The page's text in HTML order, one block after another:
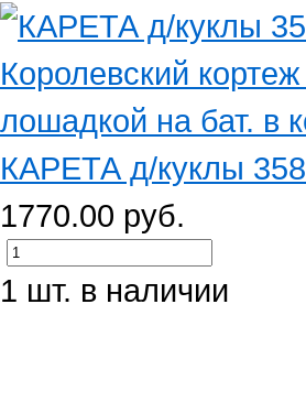
КАРЕТА д/куклы
1770.00 руб.
1 шт. в наличии